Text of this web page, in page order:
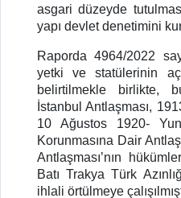
asgari düzeyde
yapı devlet denetimini
Raporda 4964/2022
yetki ve statülerinin
belirtilmekle birlikte,
İstanbul Antlaşması,
10 Ağustos 1920-
Korunmasına Dair
Antlaşması’nın
Batı Trakya Türk
ihlali örtülmeye